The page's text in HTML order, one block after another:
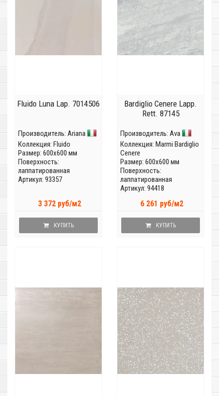
Fluido Luna Lap. 7014506
Производитель: Ariana
Коллекция: Fluido
Размер: 600x600 мм
Поверхность:
лаппатированная
Артикул: 93357
3 372 руб/м2
КУПИТЬ
Bardiglio Cenere Lapp.
Rett. 87145
Производитель: Ava
Коллекция: Marmi Bardiglio
Cenere
Размер: 600x600 мм
Поверхность:
лаппатированная
Артикул: 94418
6 261 руб/м2
КУПИТЬ